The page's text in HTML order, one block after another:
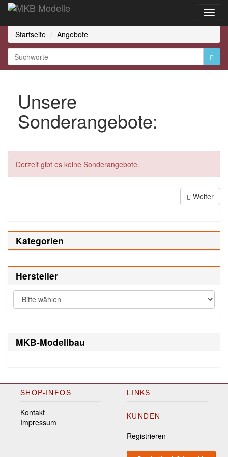
Startseite
Angebote
Unsere
Sonderangebote:
Derzeit gibt es keine Sonderangebote.
Weiter
Kategorien
Hersteller
MKB-Modellbau
SHOP-INFOS
Kontakt
Impressum
LINKS
KUNDEN
Registrieren